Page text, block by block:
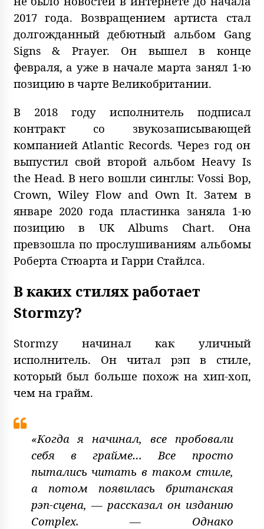
2017 года. Возвращением артиста стал
долгожданный дебютный альбом Gang
Signs & Prayer. Он вышел в конце
февраля, а уже в начале марта занял 1-ю
позицию в чарте Великобритании.
В 2018 году исполнитель подписал
контракт со звукозаписывающей
компанией Atlantic Records. Через год он
выпустил свой второй альбом Heavy Is
the Head. В него вошли синглы: Vossi Bop,
Crown, Wiley Flow and Own It. Затем в
январе 2020 года пластинка заняла 1-ю
позицию в UK Albums Chart. Она
превзошла по прослушиваниям альбомы
Роберта Стюарта и Гарри Стайлса.
В каких стилях работает
Stormzy?
Stormzy начинал как уличный
исполнитель. Он читал рэп в стиле,
который был больше похож на хип-хоп,
чем на грайм.
«Когда я начинал, все пробовали
себя в грайме… Все просто
пытались читать в таком стиле,
а потом появилась британская
рэп-сцена, — рассказал он изданию
Complex. — Однако